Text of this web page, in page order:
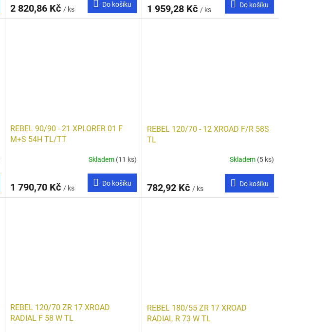
2 820,86 Kč / ks
Do košíku 1 959,28 Kč / ks
Do košíku
REBEL 90/90 - 21 XPLORER 01 F
M+S 54H TL/TT
Skladem (11 ks)
1 790,70 Kč / ks
Do košíku
REBEL 120/70 - 12 XROAD F/R 58S
TL
Skladem (5 ks)
782,92 Kč / ks
Do košíku
REBEL 120/70 ZR 17 XROAD
RADIAL F 58 W TL
REBEL 180/55 ZR 17 XROAD
RADIAL R 73 W TL